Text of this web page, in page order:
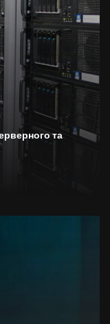
та